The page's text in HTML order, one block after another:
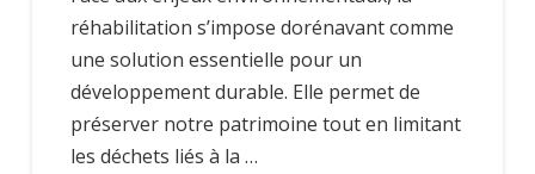
réhabilitation s’impose dorénavant comme
une solution essentielle pour un
développement durable. Elle permet de
préserver notre patrimoine tout en limitant
les déchets liés à la …